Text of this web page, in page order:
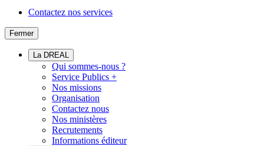
Contactez nos services
Fermer
La DREAL
Qui sommes-nous ?
Service Publics +
Nos missions
Organisation
Contactez nous
Nos ministères
Recrutements
Informations éditeur